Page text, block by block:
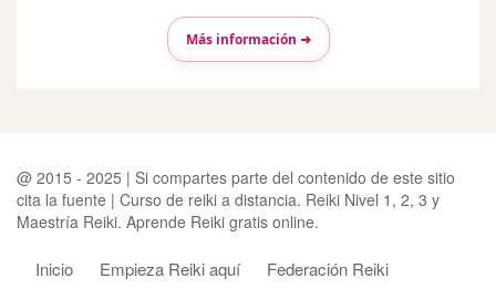
Más información ➜
@ 2015 - 2025 | Si compartes parte del contenido de este sitio
cita la fuente | Curso de reiki a distancia. Reiki Nivel 1, 2, 3 y
Maestría Reiki. Aprende Reiki gratis online.
Inicio Empieza Reiki aquí Federación Reiki